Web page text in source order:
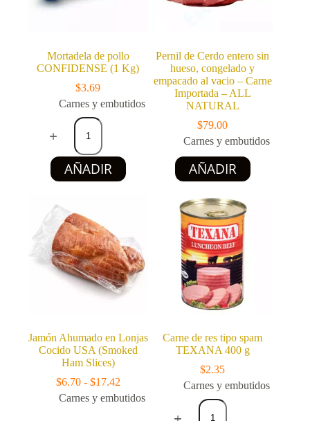
Mortadela de pollo
CONFIDENSE (1 Kg)
$3.69
Carnes y embutidos
Mortadela
pollo
CONFIDENSE
(1
Kg)
AÑADIR
Pernil de Cerdo entero sin
hueso, congelado y
empacado al vacio – Carne
Importada – ALL
NATURAL
$79.00
Carnes y embutidos
AÑADIR
Este
producto
tiene
múltiples
variantes.
Las
opciones
se
pueden
elegir
en
la
página
producto
Jamón Ahumado en Lonjas
Cocido USA (Smoked
Ham Slices)
$6.70 - $17.42Rango
de
Carnes y embutidos
Carne de res tipo spam
TEXANA 400 g
$2.35
Carnes y embutidos
Carne